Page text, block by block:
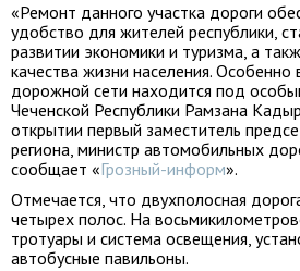
«Ремонт данного участка дороги
удобство для жителей республики,
развитии экономики и туризма, а
качества жизни населения. Особенно
дорожной сети находится под
Чеченской Республики Рамзана
открытии первый заместитель
региона, министр автомобильных
сообщает «Грозный-информ».
Отмечается, что двухполосная
четырех полос. На
тротуары и система освещения,
автобусные павильоны.